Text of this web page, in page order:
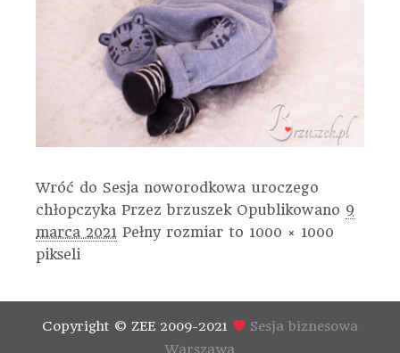
Wróć do Sesja noworodkowa uroczego
chłopczyka Przezbrzuszek Opublikowano 9
marca 2021 Pełny rozmiar to 1000 × 1000
pikseli
Copyright © ZEE 2009-2021
Sesja biznesowa
Warszawa